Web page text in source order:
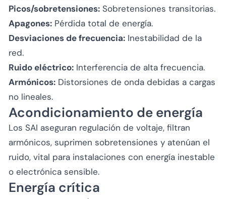
Picos/sobretensiones: Sobretensiones transitorias.
Apagones: Pérdida total de energía.
Desviaciones de frecuencia: Inestabilidad de la
red.
Ruido eléctrico: Interferencia de alta frecuencia.
Armónicos: Distorsiones de onda debidas a cargas
no lineales.
Acondicionamiento de energía
Los SAI aseguran regulación de voltaje, filtran
armónicos, suprimen sobretensiones y atenúan el
ruido, vital para instalaciones con energía inestable
o electrónica sensible.
Energía crítica